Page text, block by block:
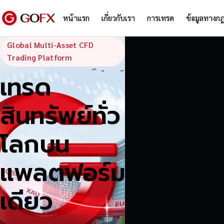
หน้าแรก เกี่ยวกับเรา การเทรด ข้อมูลทางก
GoFX —
Global Multi-Asset CFD
Trading Platform
เทรด
สินทรัพย์ทั่ว
โลกบน
แพลตฟอร์ม
เดียว